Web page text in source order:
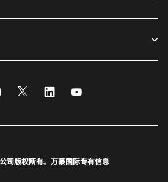
Instagram
Twitter LinkedIn
司版权所有。万豪国际专有信息